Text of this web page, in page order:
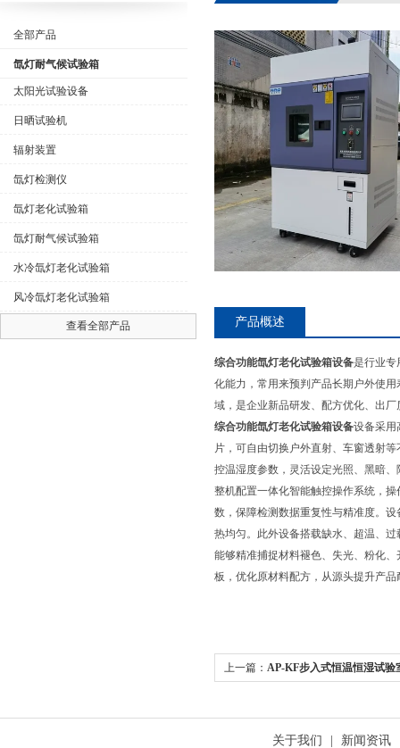
全部产品
氙灯耐气候试验箱
太阳光试验设备
日晒试验机
辐射装置
氙灯检测仪
氙灯老化试验箱
氙灯耐气候试验箱
水冷氙灯老化试验箱
风冷氙灯老化试验箱
查看全部产品 产品概述
综合功能氙灯老化试验箱设备是行业专
化能力，常用来预判产品长期户外使
域，是企业新品研发、配方优化、出
综合功能氙灯老化试验箱设备设备采用
片，可自由切换户外直射、车窗透射
控温湿度参数，灵活设定光照、黑暗
整机配置一体化智能触控操作系统，
数，保障检测数据重复性与精准度。
热均匀。此外设备搭载缺水、超温、
能够精准捕捉材料褪色、失光、粉化
板，优化原材料配方，从源头提升产
上一篇： AP-KF步入式恒温恒湿试验
关于我们 新闻资讯